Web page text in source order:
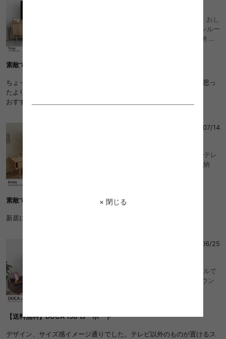
× 閉じる
幅110cm テレビ台 テレビボード TVボード おし
ゃれ 木製 ローボード 北欧 一人暮らし ワンルー
ム 省スペース スリム 韓国 インテリア 収納 収
素敵です
ちょっと組み立てが大変でしたが、とっても素敵です。おしゃれで思っ
たより頑丈でしっかりした作りでした。
おすすめです。
2023/07/14
【幅150cm】お洒落な引き出しBOX付きのテレ
ビボード/色・タイプ:ナチュラル コード収納
素敵です
新居に購入しました。
2020/06/25
ミッドセンチュリー収納が見えないシンプルで
高級感のあるローボード/色・タイプ:ブラウン
【送料無料】DUCA 150 ローボード
デザイン、サイズ感イメージ通りでした。テレビ以外のものが置けるス